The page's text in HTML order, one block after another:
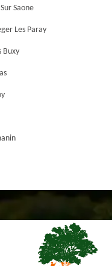
Saone
Les Paray
Buxy